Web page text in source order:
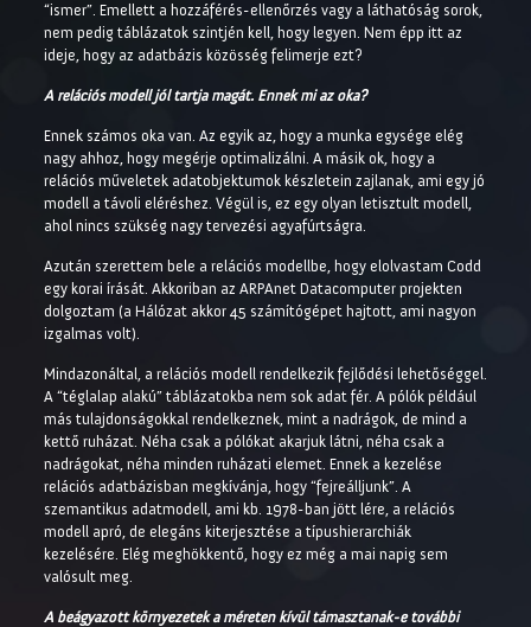
“ismer”. Emellett a hozzáférés-ellenőrzés vagy a láthatóság sorok,
nem pedig táblázatok szintjén kell, hogy legyen. Nem épp itt az
ideje, hogy az adatbázis közösség felimerje ezt?
A relációs modell jól tartja magát. Ennek mi az oka?
Ennek számos oka van. Az egyik az, hogy a munka egysége elég
nagy ahhoz, hogy megérje optimalizálni. A másik ok, hogy a
relációs műveletek adatobjektumok készletein zajlanak, ami egy jó
modell a távoli eléréshez. Végül is, ez egy olyan letisztult modell,
ahol nincs szükség nagy tervezési agyafúrtságra.
Azután szerettem bele a relációs modellbe, hogy elolvastam Codd
egy korai írását. Akkoriban az ARPAnet Datacomputer projekten
dolgoztam (a Hálózat akkor 45 számítógépet hajtott, ami nagyon
izgalmas volt).
Mindazonáltal, a relációs modell rendelkezik fejlődési lehetőséggel.
A “téglalap alakú” táblázatokba nem sok adat fér. A pólók például
más tulajdonságokkal rendelkeznek, mint a nadrágok, de mind a
kettő ruházat. Néha csak a pólókat akarjuk látni, néha csak a
nadrágokat, néha minden ruházati elemet. Ennek a kezelése
relációs adatbázisban megkívánja, hogy “fejreálljunk”. A
szemantikus adatmodell, ami kb. 1978-ban jött lére, a relációs
modell apró, de elegáns kiterjesztése a típushierarchiák
kezelésére. Elég meghökkentő, hogy ez még a mai napig sem
valósult meg.
A beágyazott környezetek a méreten kívül támasztanak-e további